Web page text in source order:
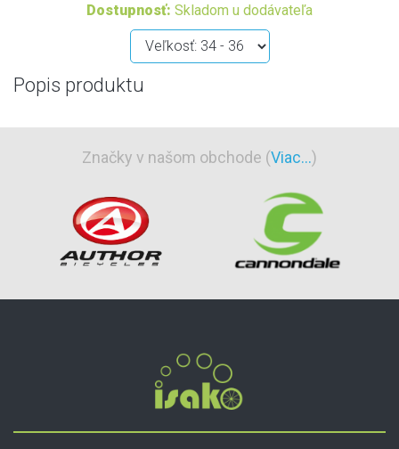
Dostupnosť: Skladom u dodávateľa
Popis produktu
Značky v našom obchode (Viac...)